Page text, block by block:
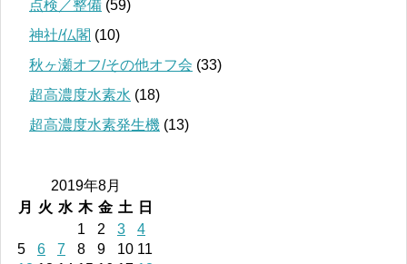
点検／整備 (59)
神社/仏閣 (10)
秋ヶ瀬オフ/その他オフ会 (33)
超高濃度水素水 (18)
超高濃度水素発生機 (13)
2019年8月
月
火 水 木 金 土
日
1
2 3
4
5
6 7 8 9 10 11